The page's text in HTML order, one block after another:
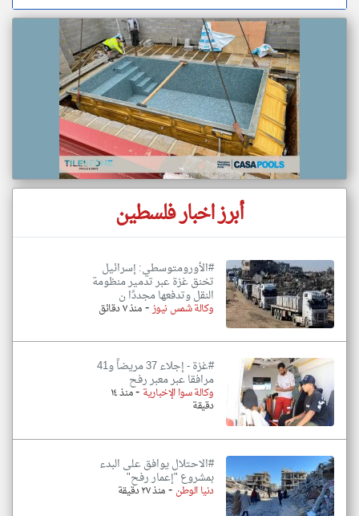
أبرز اخبار فلسطين
#الأورومتوسطي: إسرائيل
تخنق غزة عبر تدمير منظومة
النقل وتدفعها مجددًا ن
وكالة شمس نيوز-منذ ٧ دقائق
#غزة - إجلاء 37 مريضاً و41
مرافقا عبر معبر رفح
وكالة سوا الإخبارية- منذ ١٤
دقيقة
#الاحتلال يوافق على البدء
بمشروع "إعمار رفح"
دنيا الوطن-منذ ٢٧ دقيقة